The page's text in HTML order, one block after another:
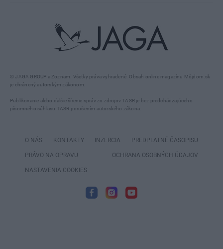
© JAGA GROUP a Zoznam. Všetky práva vyhradené. Obsah online magazínu Môjdom.sk
je chránený autorským zákonom.
Publikovanie alebo ďalšie šírenie správ zo zdrojov TASR je bez predchádzajúceho
písomného súhlasu TASR porušením autorského zákona.
O NÁS KONTAKTY INZERCIA PREDPLATNÉ ČASOPISU
PRÁVO NA OPRAVU OCHRANA OSOBNÝCH ÚDAJOV
NASTAVENIA COOKIES